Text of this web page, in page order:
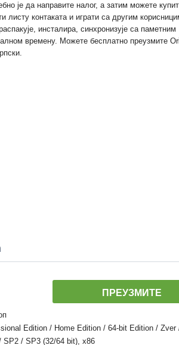
је да направите налог, а затим можете
листу контаката и играти са другим
инсталира, синхронизује са паметним
времену. Можете бесплатно преузмите
ПРЕУЗМИТЕ
Edition / Home Edition / 64-bit Edition / Zver
SP2 / SP3 (32/64 bit), x86